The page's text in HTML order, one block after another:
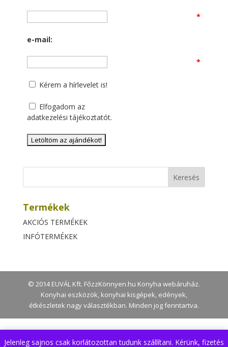
Jelenleg sajnos csak korlátozottan tudunk szállítani. Kérünk, fizetés
*
e-mail:
*
Kérem a hírlevelet is!
Elfogadom az
adatkezelési tájékoztatót.
Termékek
AKCIÓS TERMÉKEK
INFÓTERMÉKEK
© 2014 EUVÁL Kft. FőzzKönnyen.hu Konyha webáruház.
Konyhai eszközök, konyhai kisgépek, edények,
étkészletek nagy választékban. Minden jog fenntartva.
A weboldal az Ön kényelme érdekében ún. cookie-kat vagy sütiket